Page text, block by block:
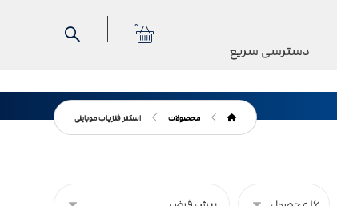
0
دسترسی سریع
محصولات اسکنر فلزیاب موبایلی